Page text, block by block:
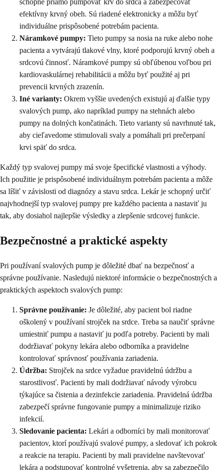
schopné priamo pumpovať krv do srdca a zabezpečovať
efektívny krvný obeh. Sú riadené elektronicky a môžu byť
individuálne prispôsobené potrebám pacienta.
Náramkové pumpy: Tieto pumpy sa nosia na ruke alebo nohe
pacienta a vytvárajú tlakové vlny, ktoré podporujú krvný obeh a
srdcovú činnosť. Náramkové pumpy sú obľúbenou voľbou pri
kardiovaskulárnej rehabilitácii a môžu byť použité aj pri
prevencii krvných zrazenín.
Iné varianty: Okrem vyššie uvedených existujú aj ďalšie typy
svalových pump, ako napríklad pumpy na stehnách alebo
pumpy na dolných končatinách. Tieto varianty sú navrhnuté tak,
aby cieľavedome stimulovali svaly a pomáhali pri prečerpaní
krvi späť do srdca.
Každý typ svalovej pumpy má svoje špecifické vlastnosti a výhody.
Ich použitie je prispôsobené individuálnym potrebám pacienta a môže
sa líšiť v závislosti od diagnózy a stavu srdca. Lekár je schopný určiť
najvhodnejší typ svalovej pumpy pre každého pacienta a nastaviť ju
tak, aby dosiahol najlepšie výsledky a zlepšenie srdcovej funkcie.
Bezpečnostné a praktické aspekty
Pri používaní svalových pump je dôležité dbať na bezpečnosť a
správne používanie. Nasledujú niektoré informácie o bezpečnostných a
praktických aspektoch svalových pump:
Správne používanie: Je dôležité, aby pacient bol riadne
oškolený v používaní strojček na srdce. Treba sa naučiť správne
umiestniť pumpu a nastaviť ju podľa potreby. Pacienti by mali
dodržiavať pokyny lekára alebo odborníka a pravidelne
kontrolovať správnosť používania zariadenia.
Údržba: Strojček na srdce vyžadue pravidelnú údržbu a
starostlivosť. Pacienti by mali dodržiavať návody výrobcu
týkajúce sa čistenia a dezinfekcie zariadenia. Pravidelná údržba
zabezpečí správne fungovanie pumpy a minimalizuje riziko
infekcií.
Sledovanie pacienta: Lekári a odborníci by mali monitorovať
pacientov, ktorí používajú svalové pumpy, a sledovať ich pokrok
a reakcie na terapiu. Pacienti by mali pravidelne navštevovať
lekára a podstupovať kontrolné vyšetrenia, aby sa zabezpečilo